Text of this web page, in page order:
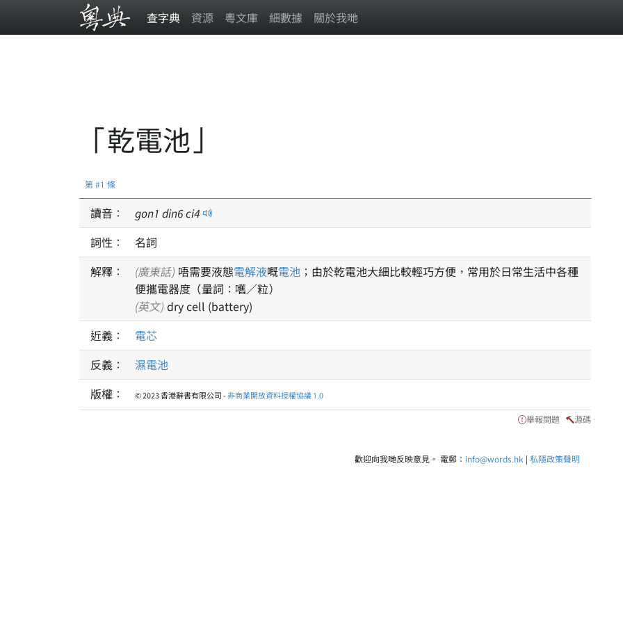
查字典 資源 粵文庫 細數據 關於我哋
「乾電池」
第 #1 條
讀音： gon1 din6ci4
詞性：
名詞
解釋：
(廣東話) 唔需要液態電解液嘅電池 ；由於乾電池大細比較輕巧方便，常用於日常生活中各種
便攜電器度（量詞：嚿／粒）
(英文) dry cell (battery)
近義：
電芯
反義：
濕電池
版權：
© 2023 香港辭書有限公司 -非商業開放資料授權協議 1.0
舉報問題 源碼
歡迎向我哋反映意見。 電郵： info@words.hk | 私隱政策聲明